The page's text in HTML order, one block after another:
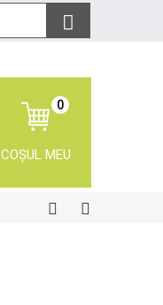
0
COȘUL MEU